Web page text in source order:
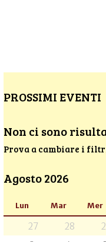
PROSSIMI EVENTI
Non ci sono
Prova a cambiare i
Agosto 2026
Lun Mar Mer
27 28